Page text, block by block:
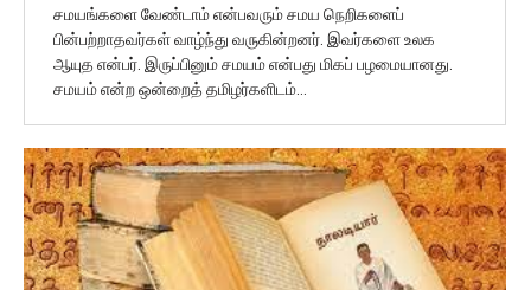
சமயங்களை வேண்டாம் என்பவரும் சமய நெறிகளைப்
பின்பற்றாதவர்கள் வாழ்ந்து வருகின்றனர். இவர்களை உலக
ஆயுத என்பர். இருப்பினும் சமயம் என்பது மிகப் பழமையானது.
சமயம் என்ற ஒன்றைத் தமிழர்களிடம்…